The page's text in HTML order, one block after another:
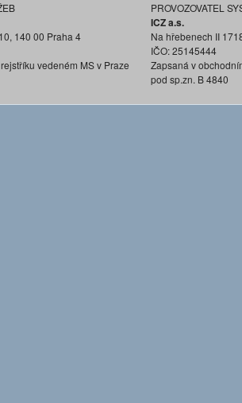
140 00 Praha 4
vedeném MS v Praze
PROVOZOVATEL
ICZ a.s.
Na hřebenech II
IČO: 25145444
Zapsaná v
pod sp.zn. B 4840